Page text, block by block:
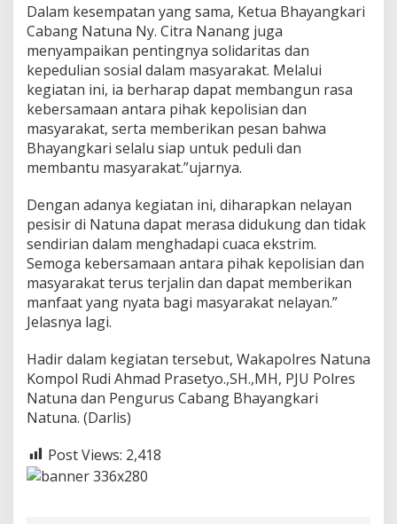
Dalam kesempatan yang sama, Ketua Bhayangkari
Cabang Natuna Ny. Citra Nanang juga
menyampaikan pentingnya solidaritas dan
kepedulian sosial dalam masyarakat. Melalui
kegiatan ini, ia berharap dapat membangun rasa
kebersamaan antara pihak kepolisian dan
masyarakat, serta memberikan pesan bahwa
Bhayangkari selalu siap untuk peduli dan
membantu masyarakat.”ujarnya.
Dengan adanya kegiatan ini, diharapkan nelayan
pesisir di Natuna dapat merasa didukung dan tidak
sendirian dalam menghadapi cuaca ekstrim.
Semoga kebersamaan antara pihak kepolisian dan
masyarakat terus terjalin dan dapat memberikan
manfaat yang nyata bagi masyarakat nelayan.”
Jelasnya lagi.
Hadir dalam kegiatan tersebut, Wakapolres Natuna
Kompol Rudi Ahmad Prasetyo.,SH.,MH, PJU Polres
Natuna dan Pengurus Cabang Bhayangkari
Natuna. (Darlis)
Post Views: 2,418